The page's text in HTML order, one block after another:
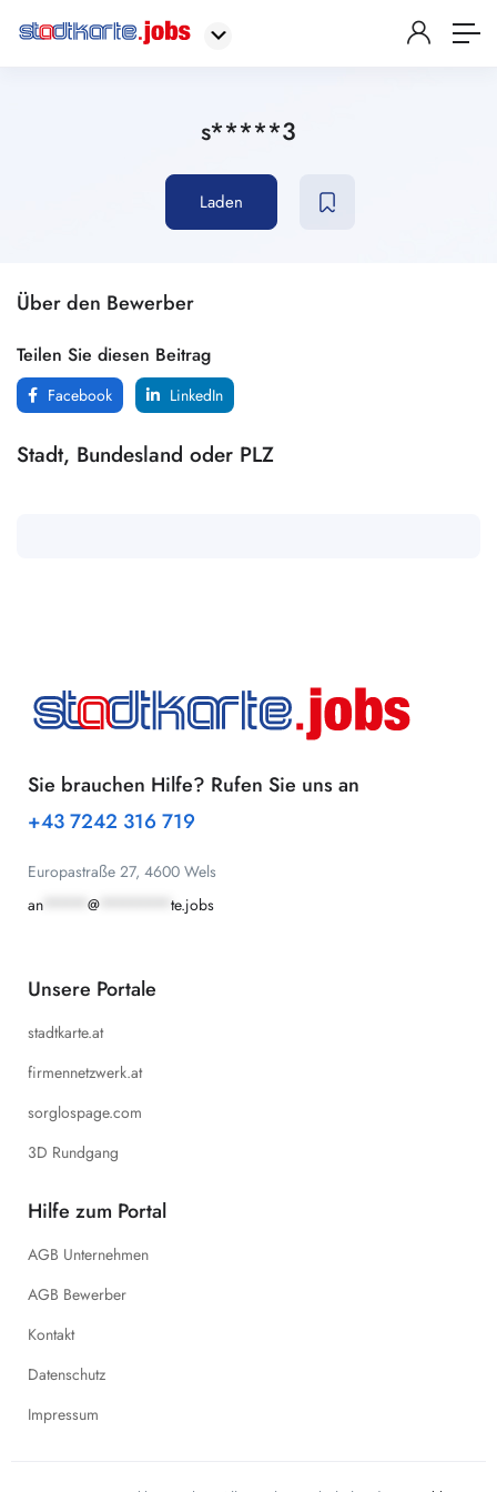
s*****3
Laden
Über den Bewerber
Teilen Sie diesen Beitrag
Facebook LinkedIn
Stadt, Bundesland oder PLZ
Sie brauchen Hilfe? Rufen Sie uns an
+43 7242 316 719
Europastraße 27, 4600 Wels
an
@ te.jobs
Unsere Portale
stadtkarte.at
firmennetzwerk.at
sorglospage.com
3D Rundgang
Hilfe zum Portal
AGB Unternehmen
AGB Bewerber
Kontakt
Datenschutz
Impressum